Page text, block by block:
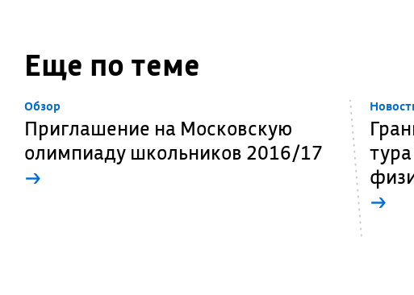
Еще по теме
Обзор
Приглашение на Московскую
олимпиаду школьников 2016/17
→
→